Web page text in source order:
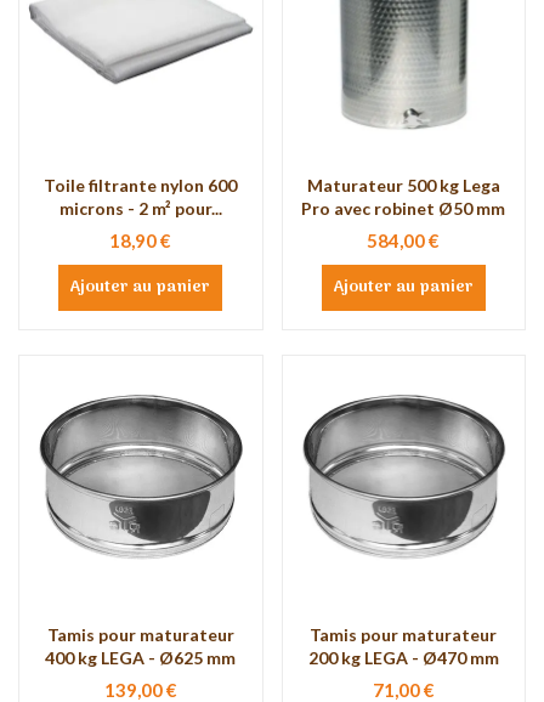
Toile filtrante nylon 600
microns - 2 m² pour...
18,90 €
Ajouter au panier
Maturateur 500 kg Lega
Pro avec robinet Ø50 mm
584,00 €
Ajouter au panier
Tamis pour maturateur
400 kg LEGA - Ø625 mm
139,00 €
Tamis pour maturateur
200 kg LEGA - Ø470 mm
71,00 €